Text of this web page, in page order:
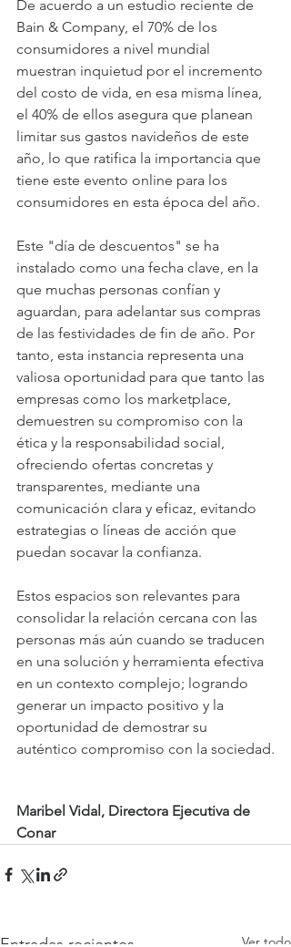
De acuerdo a un estudio reciente de
Bain & Company, el 70% de los
consumidores a nivel mundial
muestran inquietud por el incremento
del costo de vida, en esa misma línea,
el 40% de ellos asegura que planean
limitar sus gastos navideños de este
año, lo que ratifica la importancia que
tiene este evento online para los
consumidores en esta época del año.
Este "día de descuentos" se ha
instalado como una fecha clave, en la
que muchas personas confían y
aguardan, para adelantar sus compras
de las festividades de fin de año. Por
tanto, esta instancia representa una
valiosa oportunidad para que tanto las
empresas como los marketplace,
demuestren su compromiso con la
ética y la responsabilidad social,
ofreciendo ofertas concretas y
transparentes, mediante una
comunicación clara y eficaz, evitando
estrategias o líneas de acción que
puedan socavar la confianza.
Estos espacios son relevantes para
consolidar la relación cercana con las
personas más aún cuando se traducen
en una solución y herramienta efectiva
en un contexto complejo; logrando
generar un impacto positivo y la
oportunidad de demostrar su
auténtico compromiso con la sociedad.
Maribel Vidal, Directora Ejecutiva de
Conar
Ver todo